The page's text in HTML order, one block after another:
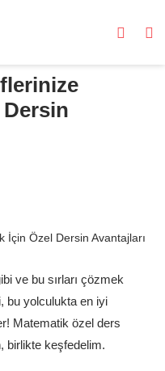
ve bu sırları çözmek
bu yolculukta en iyi
Matematik özel ders
birlikte keşfedelim.